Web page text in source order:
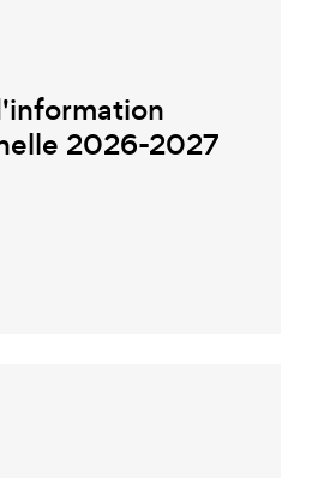
2026-2027